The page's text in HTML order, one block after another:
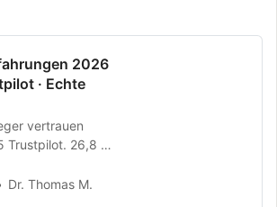
2026
· Echte
vertrauen
Trustpilot. 26,8 %
Dr. Thomas M.